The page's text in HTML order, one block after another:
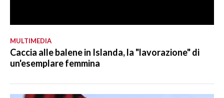
MULTIMEDIA
Caccia alle balene in Islanda, la "lavorazione" di
un'esemplare femmina